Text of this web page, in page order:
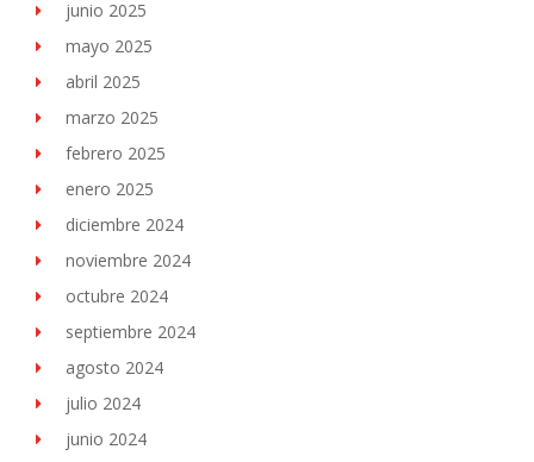
junio 2025
mayo 2025
abril 2025
marzo 2025
febrero 2025
enero 2025
diciembre 2024
noviembre 2024
octubre 2024
septiembre 2024
agosto 2024
julio 2024
junio 2024